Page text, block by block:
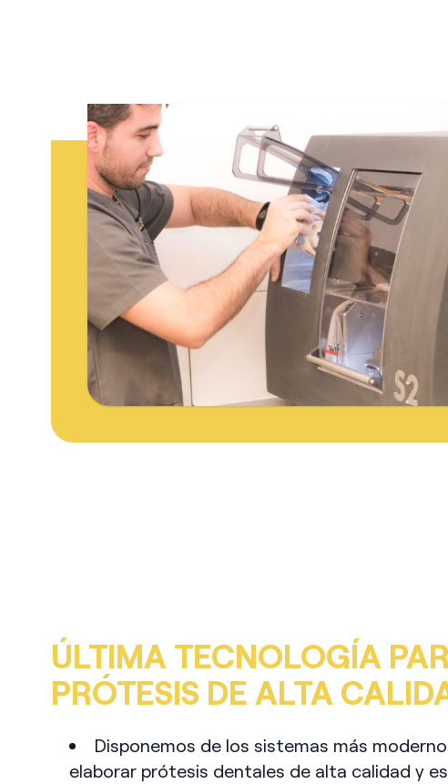
ÚLTIMA TECNOLOGÍA
PRÓTESIS DE ALTA
Disponemos de los sistemas más
elaborar prótesis dentales de alta calidad y